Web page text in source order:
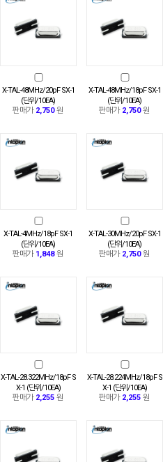
X-TAL-48MHz/20pF SX-1
(단위/10EA)
판매가 2,750원
X-TAL-48MHz/18pF SX-1
(단위/10EA)
판매가 2,750원
X-TAL-4MHz/18pF SX-1
(단위/10EA)
판매가 1,848원
X-TAL-30MHz/20pF SX-1
(단위/10EA)
판매가 2,750원
X-TAL-28.322MHz/18pF S
X-1 (단위/10EA)
판매가 2,255 원
X-TAL-28.224MHz/18pF S
X-1 (단위/10EA)
판매가 2,255 원